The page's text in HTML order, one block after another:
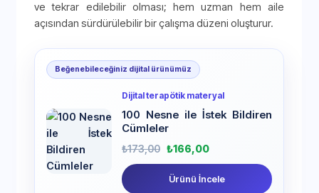
ve tekrar edilebilir olması; hem uzman hem aile
açısından sürdürülebilir bir çalışma düzeni oluşturur.
Beğenebileceğiniz dijital ürünümüz
Dijital terapötik materyal
100 Nesne ile İstek Bildiren
Cümleler
₺173,00 ₺166,00
Ürünü İncele